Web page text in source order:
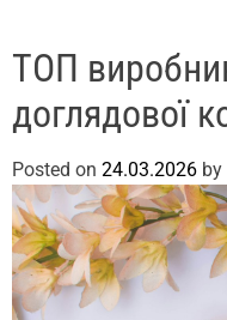
ТОП
доглядової
Posted on 24.03.2026 by